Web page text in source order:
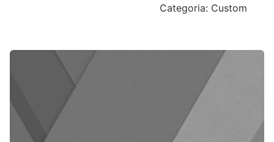
Categoria: Custom